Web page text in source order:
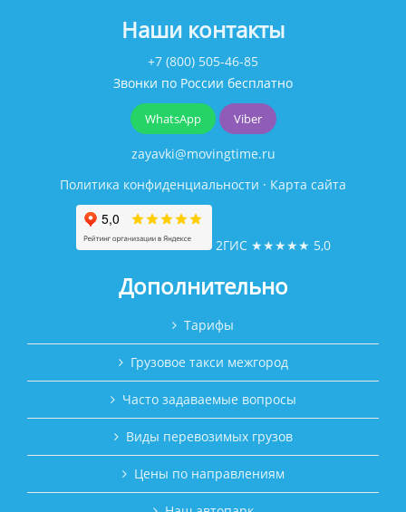
Наши контакты
+7 (800) 505-46-85
Звонки по России бесплатно
WhatsApp Viber
zayavki@movingtime.ru
Политика конфиденциальности · Карта сайта
2ГИС ★★★★★ 5,0
Дополнительно
Тарифы
Грузовое такси межгород
Часто задаваемые вопросы
Виды перевозимых грузов
Цены по направлениям